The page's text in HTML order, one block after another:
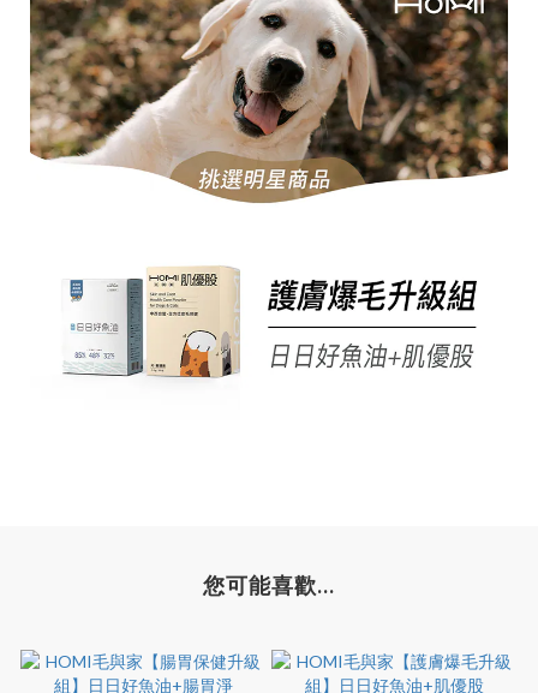
您可能喜歡...